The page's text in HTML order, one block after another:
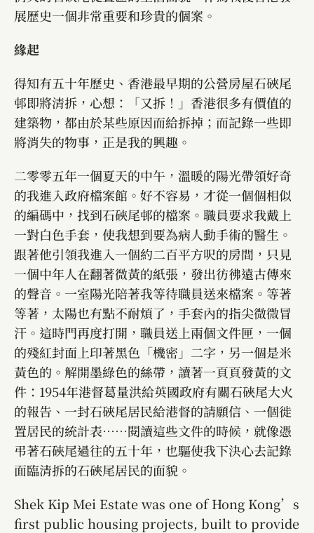
展歷史一個非常重要和珍貴的個案。
緣起
得知有五十年歷史、香港最早期的公營房屋石硤尾
邨即將清拆，心想：「又拆！」香港很多有價值的
建築物，都由於某些原因而給拆掉；而記錄一些即
將消失的物事，正是我的興趣。
二零零五年一個夏天的中午，溫暖的陽光帶領好奇
的我進入政府檔案館。好不容易，才從一個個相似
的編碼中，找到石硤尾邨的檔案。職員要求我戴上
一對白色手套，使我想到要為病人動手術的醫生。
跟著他引領我進入一個約二百平方呎的房間，只見
一個中年人在翻著微黃的紙張，發出彷彿遠古傳來
的聲音。一室陽光陪著我等待職員送來檔案。等著
等著，太陽也有點不耐煩了，手套內的指尖微微冒
汗。這時門再度打開，職員送上兩個文件匣，一個
的殘紅封面上印著黑色「機密」二字，另一個是米
黃色的。解開墨綠色的絲帶，讀著一頁頁發黃的文
件：1954年港督葛量洪給英國政府有關石硤尾大火
的報告、一封石硤尾居民給港督的請願信、一個徙
置居民的統計表⋯⋯閱讀這些文件的時候，就像憑
弔著石硤尾過往的五十年，也驅使我下決心去記錄
面臨清拆的石硤尾居民的面貌。
Shek Kip Mei Estate was one of Hong Kong’s
first public housing projects, built to provide